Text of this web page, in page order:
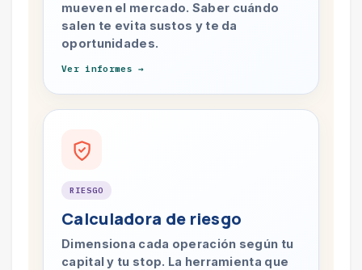
mueven el mercado. Saber cuándo
salen te evita sustos y te da
oportunidades.
Ver informes →
RIESGO
Calculadora de riesgo
Dimensiona cada operación según tu
capital y tu stop. La herramienta que